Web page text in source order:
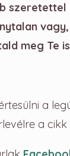
szeretettel
meg Te
a
a cikk